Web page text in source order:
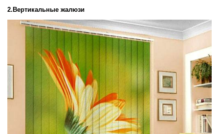
2.Вертикальные жалюзи